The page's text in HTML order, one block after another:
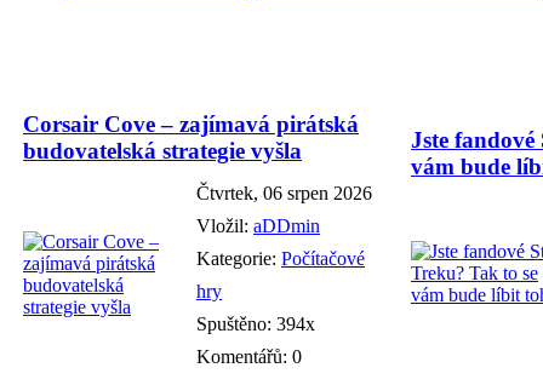
Corsair Cove – zajímavá pirátská
budovatelská strategie vyšla
Čtvrtek, 06 srpen 2026
Vložil: aDDmin
Kategorie: Počítačové
hry
Spuštěno: 394x
Komentářů: 0
Jste
vám bude